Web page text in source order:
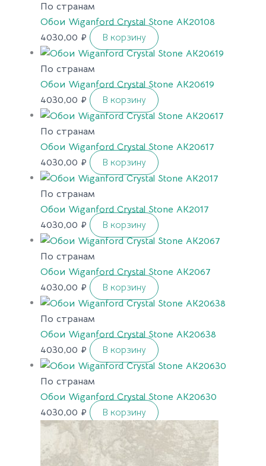
По странам
Обои Wiganford Crystal Stone AK20108
4030,00 ₽ В корзину
По странам
Обои Wiganford Crystal Stone AK20619
4030,00 ₽ В корзину
По странам
Обои Wiganford Crystal Stone AK20617
4030,00 ₽ В корзину
По странам
Обои Wiganford Crystal Stone AK2017
4030,00 ₽ В корзину
По странам
Обои Wiganford Crystal Stone AK2067
4030,00 ₽ В корзину
По странам
Обои Wiganford Crystal Stone AK20638
4030,00 ₽ В корзину
По странам
Обои Wiganford Crystal Stone AK20630
4030,00 ₽ В корзину